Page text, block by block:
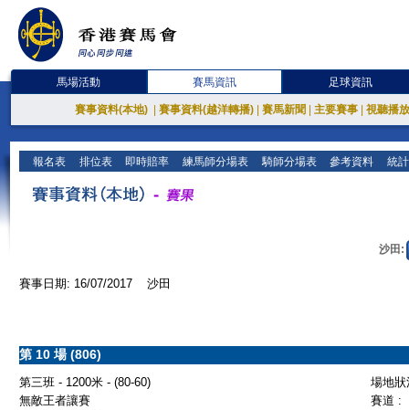
馬場活動 賽馬資訊 足球資訊
賽事資料(本地) 賽事資料(越洋轉播) 賽馬新聞 主要賽事 視聽播
報名表 排位表 即時賠率 練馬師分場表 騎師分場表 參考資料 統
沙田:
賽事日期: 16/07/2017 沙田
第 10 場 (806)
第三班 - 1200米 - (80-60)
場地
無敵王者讓賽
賽道 :